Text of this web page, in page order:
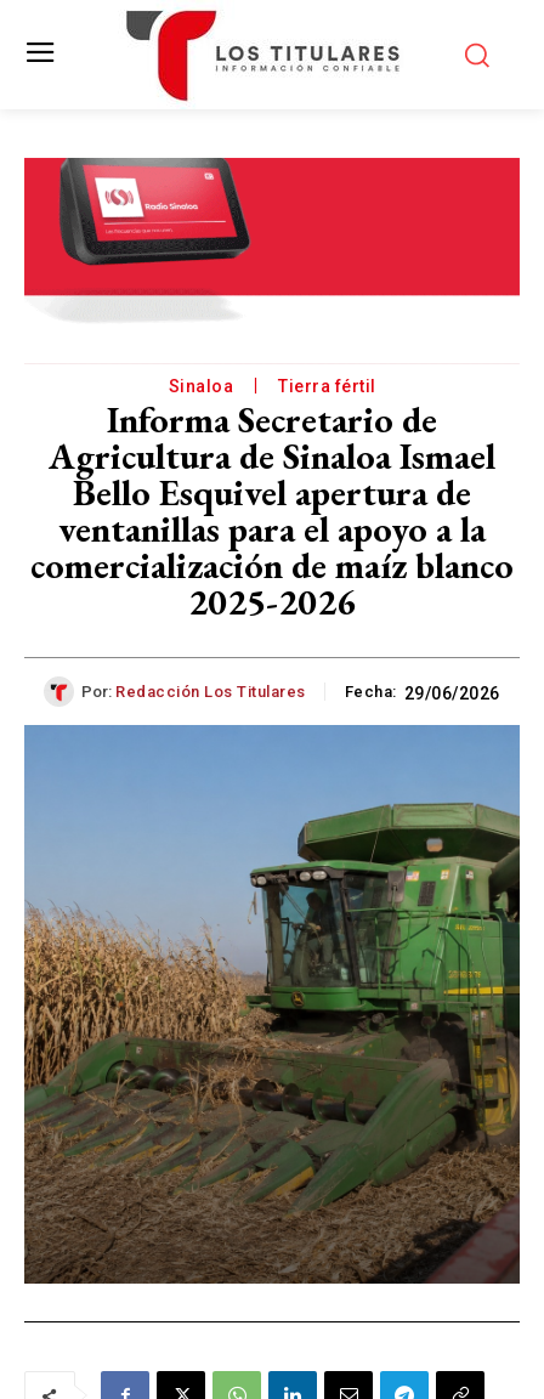
Sinaloa Tierra fértil
Informa Secretario de
Agricultura de Sinaloa Ismael
Bello Esquivel apertura de
ventanillas para el apoyo a la
comercialización de maíz blanco
2025-2026
Por: Redacción Los Titulares Fecha: 29/06/2026